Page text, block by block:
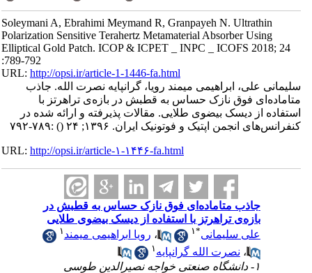
Soleymani A, Ebrahimi Meymand R, Granpayeh N. Ultrathin
Polarization Sensitive Terahertz Metamaterial Absorber Using
Elliptical Gold Patch. ICOP & ICPET _ INPC _ ICOFS 2018; 24
:789-792
URL:http://opsi.ir/article-1-1446-fa.html
سلیمانی علی، ابراهیمی میمند رویا، گرانپایه نصرت الله. جاذب
متاماده‌ای فوق نازک حساس به قطبش در بازه‌ی تراهرتز با
استفاده از دیسک بیضوی طلایی. مقالات پذیرفته و ارائه شده در
کنفرانس‌های انجمن اپتیک و فوتونیک ایران. ۱۳۹۶; ۲۴
() :۷۸۹-۷۹۲
URL:http://opsi.ir/article-۱-۱۴۴۶-fa.html
جاذب متاماده‌ای فوق نازک حساس به قطبش در
بازه‌ی تراهرتز با استفاده از دیسک بیضوی طلایی
علی سلیمانی
۱ ،رویا ابراهیمی میمند۱
،نصرت الله گرانپایه